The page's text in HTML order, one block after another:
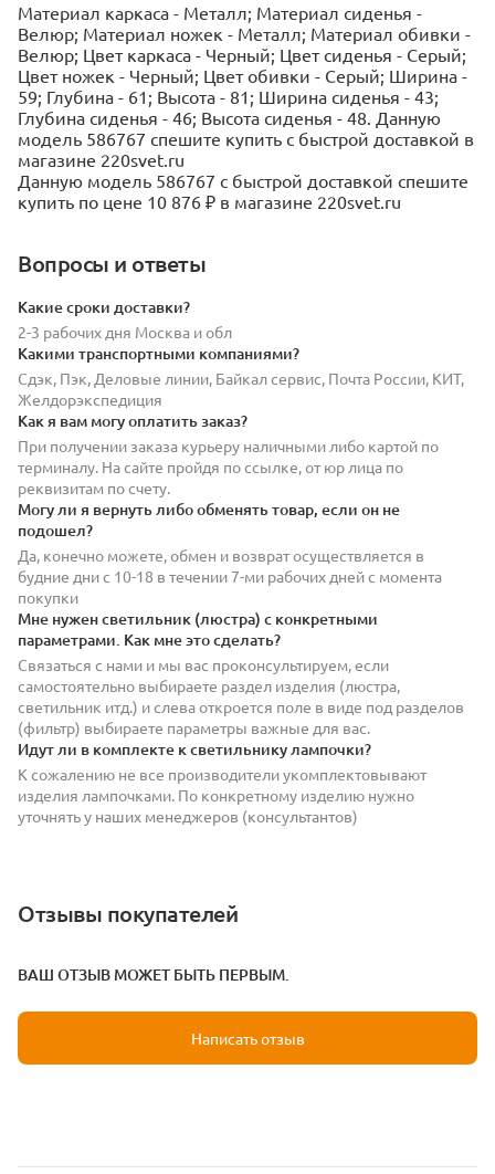
Материал каркаса - Металл; Материал сиденья -
Велюр; Материал ножек - Металл; Материал обивки -
Велюр; Цвет каркаса - Черный; Цвет сиденья - Серый;
Цвет ножек - Черный; Цвет обивки - Серый; Ширина -
59; Глубина - 61; Высота - 81; Ширина сиденья - 43;
Глубина сиденья - 46; Высота сиденья - 48. Данную
модель 586767 спешите купить с быстрой доставкой в
магазине 220svet.ru
Данную модель 586767 с быстрой доставкой спешите
купить по цене 10 876 ₽ в магазине 220svet.ru
Вопросы и ответы
Какие сроки доставки?
2-3 рабочих дня Москва и обл
Какими транспортными компаниями?
Сдэк, Пэк, Деловые линии, Байкал сервис, Почта России, КИТ,
Желдорэкспедиция
Как я вам могу оплатить заказ?
При получении заказа курьеру наличными либо картой по
терминалу. На сайте пройдя по ссылке, от юр лица по
реквизитам по счету.
Могу ли я вернуть либо обменять товар, если он не
подошел?
Да, конечно можете, обмен и возврат осуществляется в
будние дни с 10-18 в течении 7-ми рабочих дней с момента
покупки
Мне нужен светильник (люстра) с конкретными
параметрами. Как мне это сделать?
Связаться с нами и мы вас проконсультируем, если
самостоятельно выбираете раздел изделия (люстра,
светильник итд.) и слева откроется поле в виде под разделов
(фильтр) выбираете параметры важные для вас.
Идут ли в комплекте к светильнику лампочки?
К сожалению не все производители укомплектовывают
изделия лампочками. По конкретному изделию нужно
уточнять у наших менеджеров (консультантов)
Отзывы покупателей
ВАШ ОТЗЫВ МОЖЕТ БЫТЬ ПЕРВЫМ.
Написать отзыв